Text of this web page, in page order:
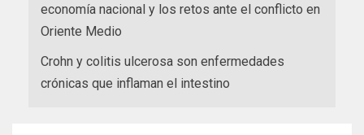
economía nacional y los retos ante el conflicto en
Oriente Medio
Crohn y colitis ulcerosa son enfermedades
crónicas que inflaman el intestino